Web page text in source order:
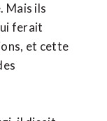
Mais ils
ferait
et cette